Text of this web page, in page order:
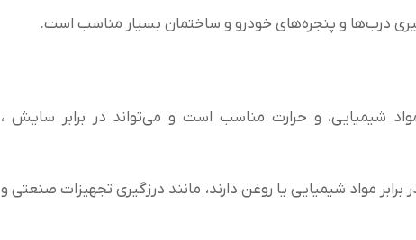
درب‌ها و پنجره‌های خودرو و ساختمان بسیار مناسب است.
شیمیایی، و حرارت مناسب است و می‌تواند در برابر سایش ،
برابر مواد شیمیایی یا روغن دارند، مانند درزگیری تجهیزات صنعتی و